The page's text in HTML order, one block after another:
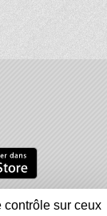
contrôle sur ceux